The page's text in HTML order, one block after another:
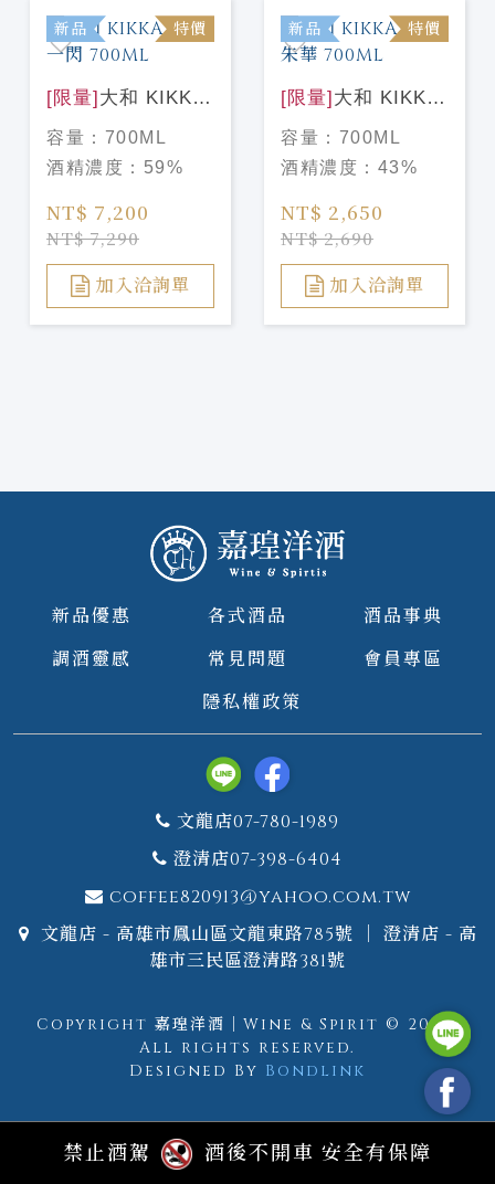
新品 特價
[限量] 大和 KIKKA
GIN 一閃 700ML
容量： 700ML
酒精濃度： 59%
NT$ 7,200
NT$ 7,290
加入洽詢單
新品 特價
[限量] 大和 KIKKA
GIN 朱華 700ML
容量： 700ML
酒精濃度： 43%
NT$ 2,650
NT$ 2,690
加入洽詢單
新品優惠 各式酒品
酒品事典
調酒靈感
常見問題
會員專區
隱私權政策
文龍店07-780-1989
澄清店07-398-6404
coffee820913@yahoo.com.tw
文龍店 - 高雄市鳳山區文龍東路785號 ｜ 澄清店 - 高
雄市三民區澄清路381號
Copyright 嘉瑝洋酒｜Wine & Spirit © 2026.
All rights reserved.
Designed By Bondlink
禁止酒駕 酒後不開車 安全有保障